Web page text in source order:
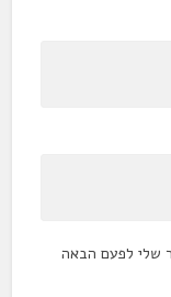
שלי לפעם הבאה